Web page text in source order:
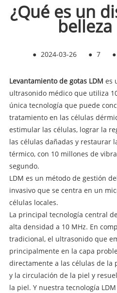
¿Qué es un
belleza
● 2024-03-26 ● 7 ●
Levantamiento de gotas LDM es
ultrasonido médico que utiliza
única tecnología que puede
tratamiento en las células
estimular las células, lograr la
las células dañadas y restaurar
térmico, con 10 millones de
segundo.
LDM es un método de gestión
invasivo que se centra en un
células locales.
La principal tecnología central
alta densidad a 10 MHz. En
tradicional, el ultrasonido que
principalmente en la capa
directamente a las células de la
y la circulación de la piel y
la piel. Y nuestra tecnología